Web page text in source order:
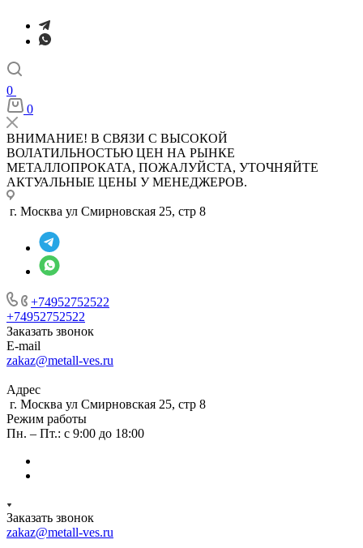
0
0
ВНИМАНИЕ! В СВЯЗИ С ВЫСОКОЙ
ВОЛАТИЛЬНОСТЬЮ ЦЕН НА РЫНКЕ
МЕТАЛЛОПРОКАТА, ПОЖАЛУЙСТА, УТОЧНЯЙТЕ
АКТУАЛЬНЫЕ ЦЕНЫ У МЕНЕДЖЕРОВ.
г. Москва ул Смирновская 25, стр 8
+74952752522
+74952752522
Заказать звонок
E-mail
zakaz@metall-ves.ru
Адрес
г. Москва ул Смирновская 25, стр 8
Режим работы
Пн. – Пт.: с 9:00 до 18:00
Заказать звонок
zakaz@metall-ves.ru